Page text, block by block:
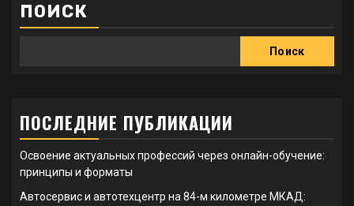
ПОИСК
Поиск
ПОСЛЕДНИЕ ПУБЛИКАЦИИ
Освоение актуальных профессий через онлайн-обучение:
принципы и форматы
Автосервис и автотехцентр на 84-м километре МКАД: